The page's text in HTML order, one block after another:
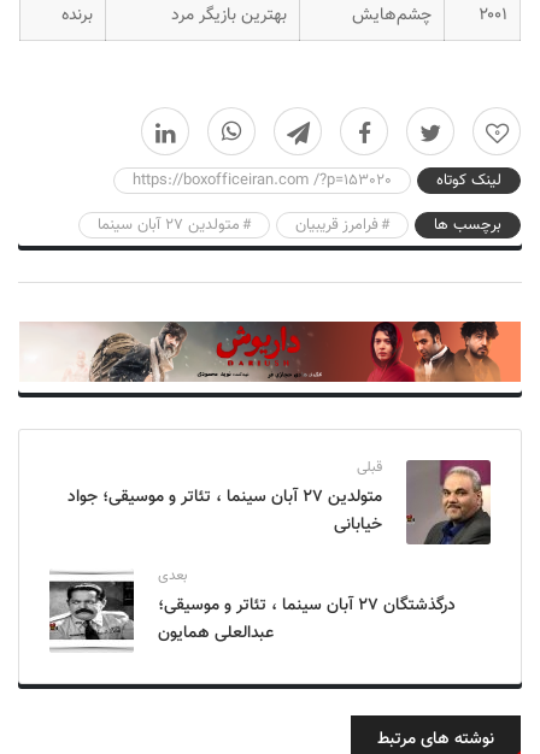
۲۰۰۱
چشم‌هایش بهترین بازیگر مرد برنده
0
لینک کوتاه
https://boxofficeiran.com /?p=153020
برچسب ها
فرامرز قریبیان متولدین ۲۷ آبان سینما
قبلی
متولدین ۲۷ آبان سینما ، تئاتر و موسیقی؛ جواد
خیابانی
بعدی
درگذشتگان ۲۷ آبان سینما ، تئاتر و موسیقی؛
عبدالعلی همایون
نوشته های مرتبط